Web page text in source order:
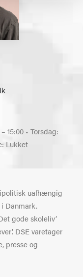
15:00 • Torsdag:
Lukket
uafhængig
Danmark.
gode skoleliv’
DSE varetager
presse og